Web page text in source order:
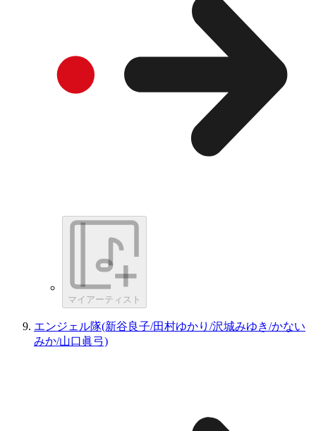
マイアーティスト
エンジェル隊(新谷良子/田村ゆかり/沢城みゆき/かない
みか/山口眞弓)